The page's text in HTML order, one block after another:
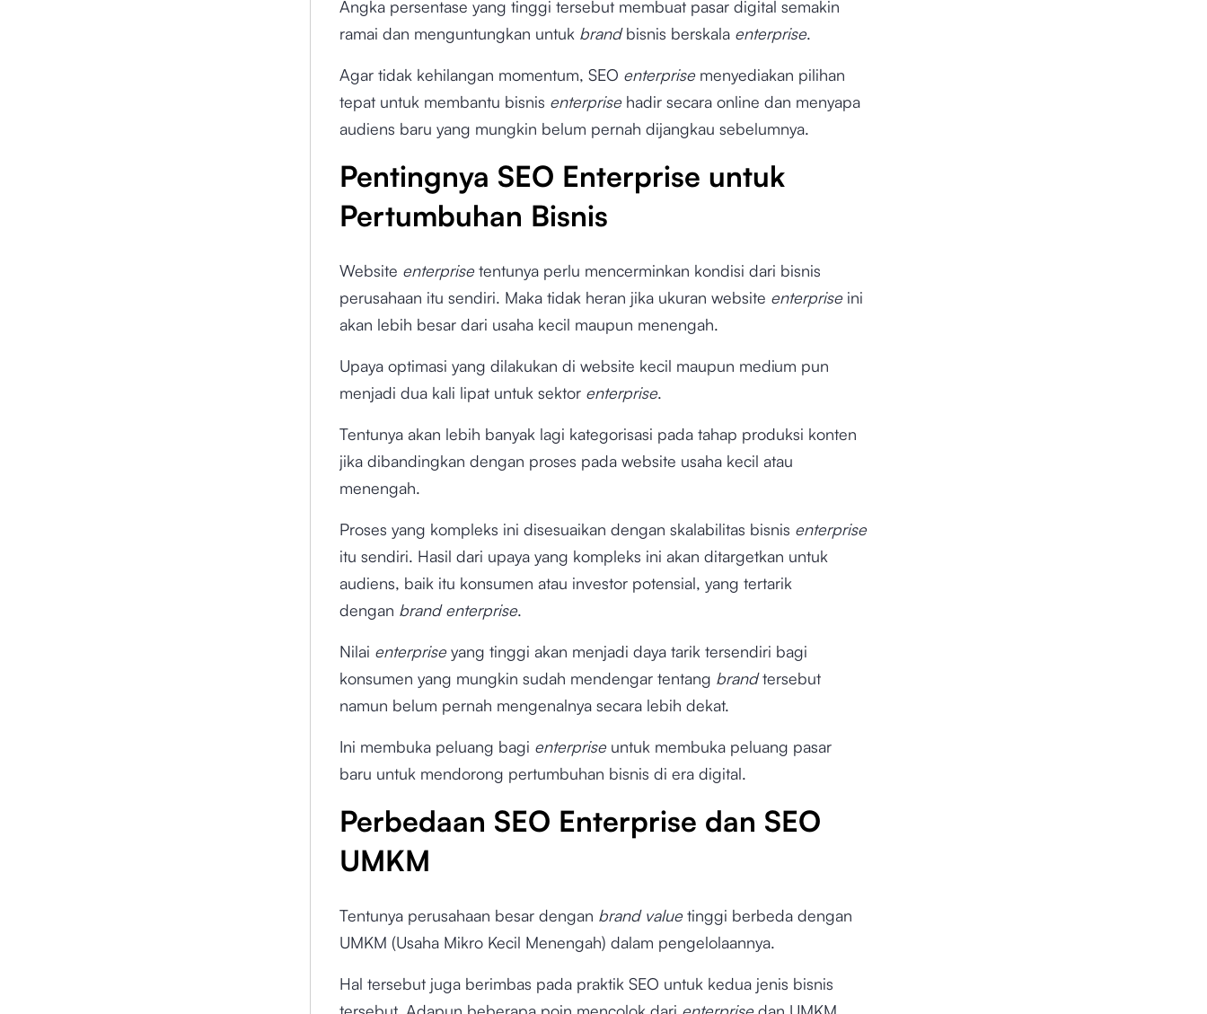
Angka persentase yang tinggi tersebut membuat pasar digital semakin
ramai dan menguntungkan untuk brandbisnis berskala enterprise.
Agar tidak kehilangan momentum, SEO enterprisemenyediakan pilihan
tepat untuk membantu bisnis enterprisehadir secara online dan menyapa
audiens baru yang mungkin belum pernah dijangkau sebelumnya.
Pentingnya SEO Enterprise untuk
Pertumbuhan Bisnis
Website enterprisetentunya perlu mencerminkan kondisi dari bisnis
perusahaan itu sendiri. Maka tidak heran jika ukuran website enterpriseini
akan lebih besar dari usaha kecil maupun menengah.
Upaya optimasi yang dilakukan di website kecil maupun medium pun
menjadi dua kali lipat untuk sektor enterprise.
Tentunya akan lebih banyak lagi kategorisasi pada tahap produksi konten
jika dibandingkan dengan proses pada website usaha kecil atau
menengah.
Proses yang kompleks ini disesuaikan dengan skalabilitas bisnis enterprise
itu sendiri. Hasil dari upaya yang kompleks ini akan ditargetkan untuk
audiens, baik itu konsumen atau investor potensial, yang tertarik
dengan brand enterprise.
Nilai enterpriseyang tinggi akan menjadi daya tarik tersendiri bagi
konsumen yang mungkin sudah mendengar tentang brandtersebut
namun belum pernah mengenalnya secara lebih dekat.
Ini membuka peluang bagi enterpriseuntuk membuka peluang pasar
baru untuk mendorong pertumbuhan bisnis di era digital.
Perbedaan SEO Enterprise dan SEO
UMKM
Tentunya perusahaan besar dengan brand valuetinggi berbeda dengan
UMKM (Usaha Mikro Kecil Menengah) dalam pengelolaannya.
Hal tersebut juga berimbas pada praktik SEO untuk kedua jenis bisnis